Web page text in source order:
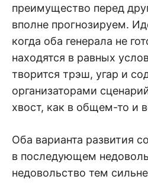
преимущество перед
вполне прогнозируем.
когда оба генерала не
находятся в равных
творится трэш, угар и
организаторами
хвост, как в общем-то и
Оба варианта развития
в последующем
недовольство тем